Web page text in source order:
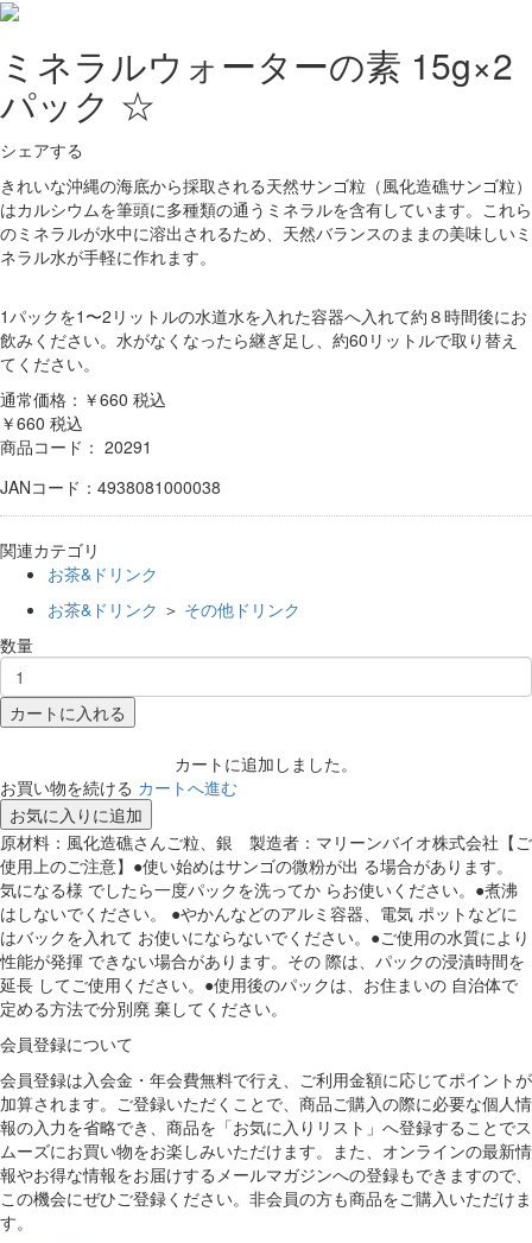
ミネラルウォーターの素 15g×2
パック ☆
シェアする
きれいな沖縄の海底から採取される天然サンゴ粒（風化造礁サンゴ粒）
はカルシウムを筆頭に多種類の通うミネラルを含有しています。これら
のミネラルが水中に溶出されるため、天然バランスのままの美味しいミ
ネラル水が手軽に作れます。
1パックを1〜2リットルの水道水を入れた容器へ入れて約８時間後にお
飲みください。水がなくなったら継ぎ足し、約60リットルで取り替え
てください。
通常価格：￥660 税込
￥660 税込
商品コード： 20291
JANコード：4938081000038
関連カテゴリ
お茶&ドリンク
お茶&ドリンク ＞ その他ドリンク
数量
カートに入れる
カートに追加しました。
お買い物を続ける カートへ進む
お気に入りに追加
原材料：風化造礁さんご粒、銀 製造者：マリーンバイオ株式会社【ご
使用上のご注意】●使い始めはサンゴの微粉が出 る場合があります。
気になる様 でしたら一度パックを洗ってか らお使いください。●煮沸
はしないでください。 ●やかんなどのアルミ容器、電気 ポットなどに
はバックを入れて お使いにならないでください。●ご使用の水質により
性能が発揮 できない場合があります。その 際は、パックの浸漬時間を
延長 してご使用ください。●使用後のパックは、お住まいの 自治体で
定める方法で分別廃 棄してください。
会員登録について
会員登録は入会金・年会費無料で行え、ご利用金額に応じてポイントが
加算されます。ご登録いただくことで、商品ご購入の際に必要な個人情
報の入力を省略でき、商品を「お気に入りリスト」へ登録することでス
ムーズにお買い物をお楽しみいただけます。また、オンラインの最新情
報やお得な情報をお届けするメールマガジンへの登録もできますので、
この機会にぜひご登録ください。非会員の方も商品をご購入いただけま
す。